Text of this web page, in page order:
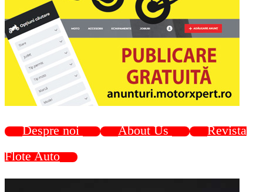
Despre noi About Us
Revista
Flote Auto